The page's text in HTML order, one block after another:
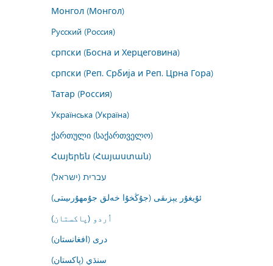
Монгол (Монгол)
Русский (Россия)
српски (Босна и Херцеговина)
српски (Реп. Србија и Реп. Црна Гора)
Татар (Россия)
Українська (Україна)
ქართული (საქართველო)
Հայերեն (Հայաստան)
עברית (ישראל)
ئۇيغۇر يېزىقى (جۇڭخۇا خەلق جۇمھۇرىيىتى)
اُردو (پاکستان)
درى (افغانستان)
سنڌي (پاکستان)